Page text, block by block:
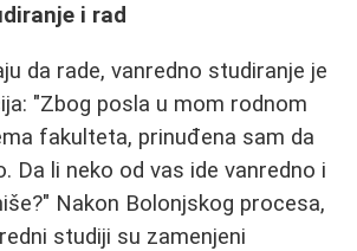
i rad
da rade, vanredno studiranje je
"Zbog posla u mom rodnom
fakulteta, prinuđena sam da
Da li neko od vas ide vanredno i
Nakon Bolonjskog procesa,
studiji su zamenjeni